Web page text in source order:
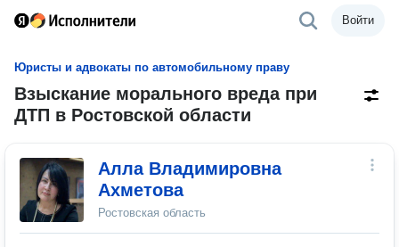
Войти
Юристы и адвокаты по автомобильному праву
Взыскание морального вреда при
ДТП в Ростовской области
Алла Владимировна
Ахметова
Ростовская область